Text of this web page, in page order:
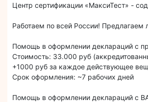
Центр сертификации «МаксиТест» -
Работаем по всей России!
Помощь в оформлении деклараций с
Стоимость: 33.000 руб
+1000 руб за каждое действующее
Срок оформления: ~7 рабочих дней
Помощь в оформлении деклараций с